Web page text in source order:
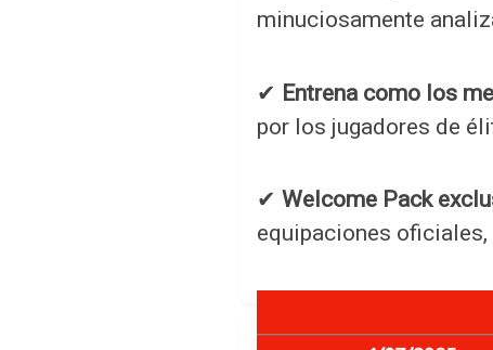
minuciosamente
✔ Entrena como los
por los jugadores de
✔ Welcome Pack
equipaciones